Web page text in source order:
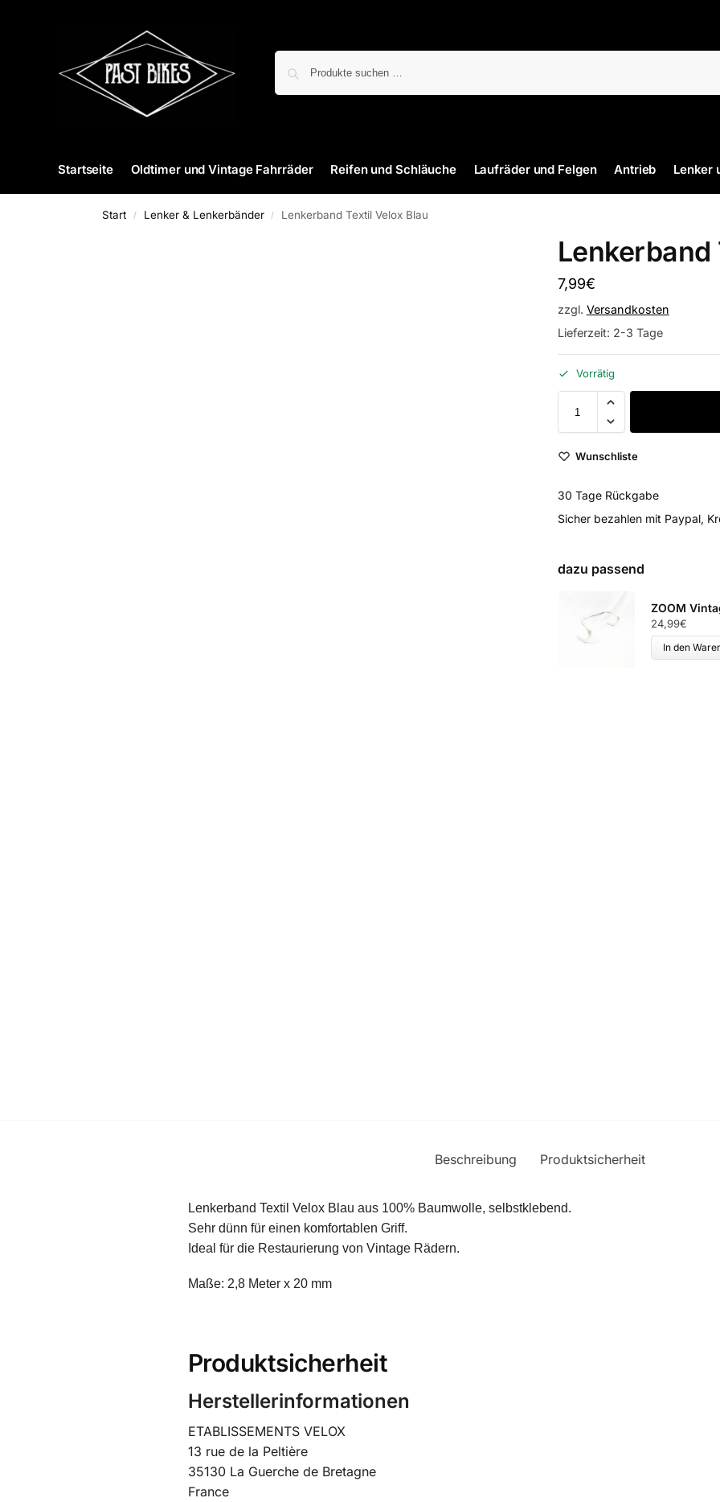
Startseite Oldtimer und Vintage Fahrräder Reifen und Schläuche Laufräder und Felgen Antrieb Lenker
Start / Lenker & Lenkerbänder / Lenkerband Textil Velox Blau
Lenkerband
7,99€
zzgl. Versandkosten
Lieferzeit: 2-3 Tage
Vorrätig
Wunschliste
30 Tage Rückgabe
Sicher bezahlen mit Paypal,
dazu passend
ZOOM
24,99€
In den
Beschreibung Produktsicherheit
Lenkerband Textil Velox Blau aus 100% Baumwolle, selbstklebend.
Sehr dünn für einen komfortablen Griff.
Ideal für die Restaurierung von Vintage Rädern.
Maße: 2,8 Meter x 20 mm
Produktsicherheit
Herstellerinformationen
ETABLISSEMENTS VELOX
13 rue de la Peltière
35130 La Guerche de Bretagne
France